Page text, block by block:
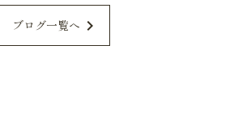
ブログ一覧へ chevron_right